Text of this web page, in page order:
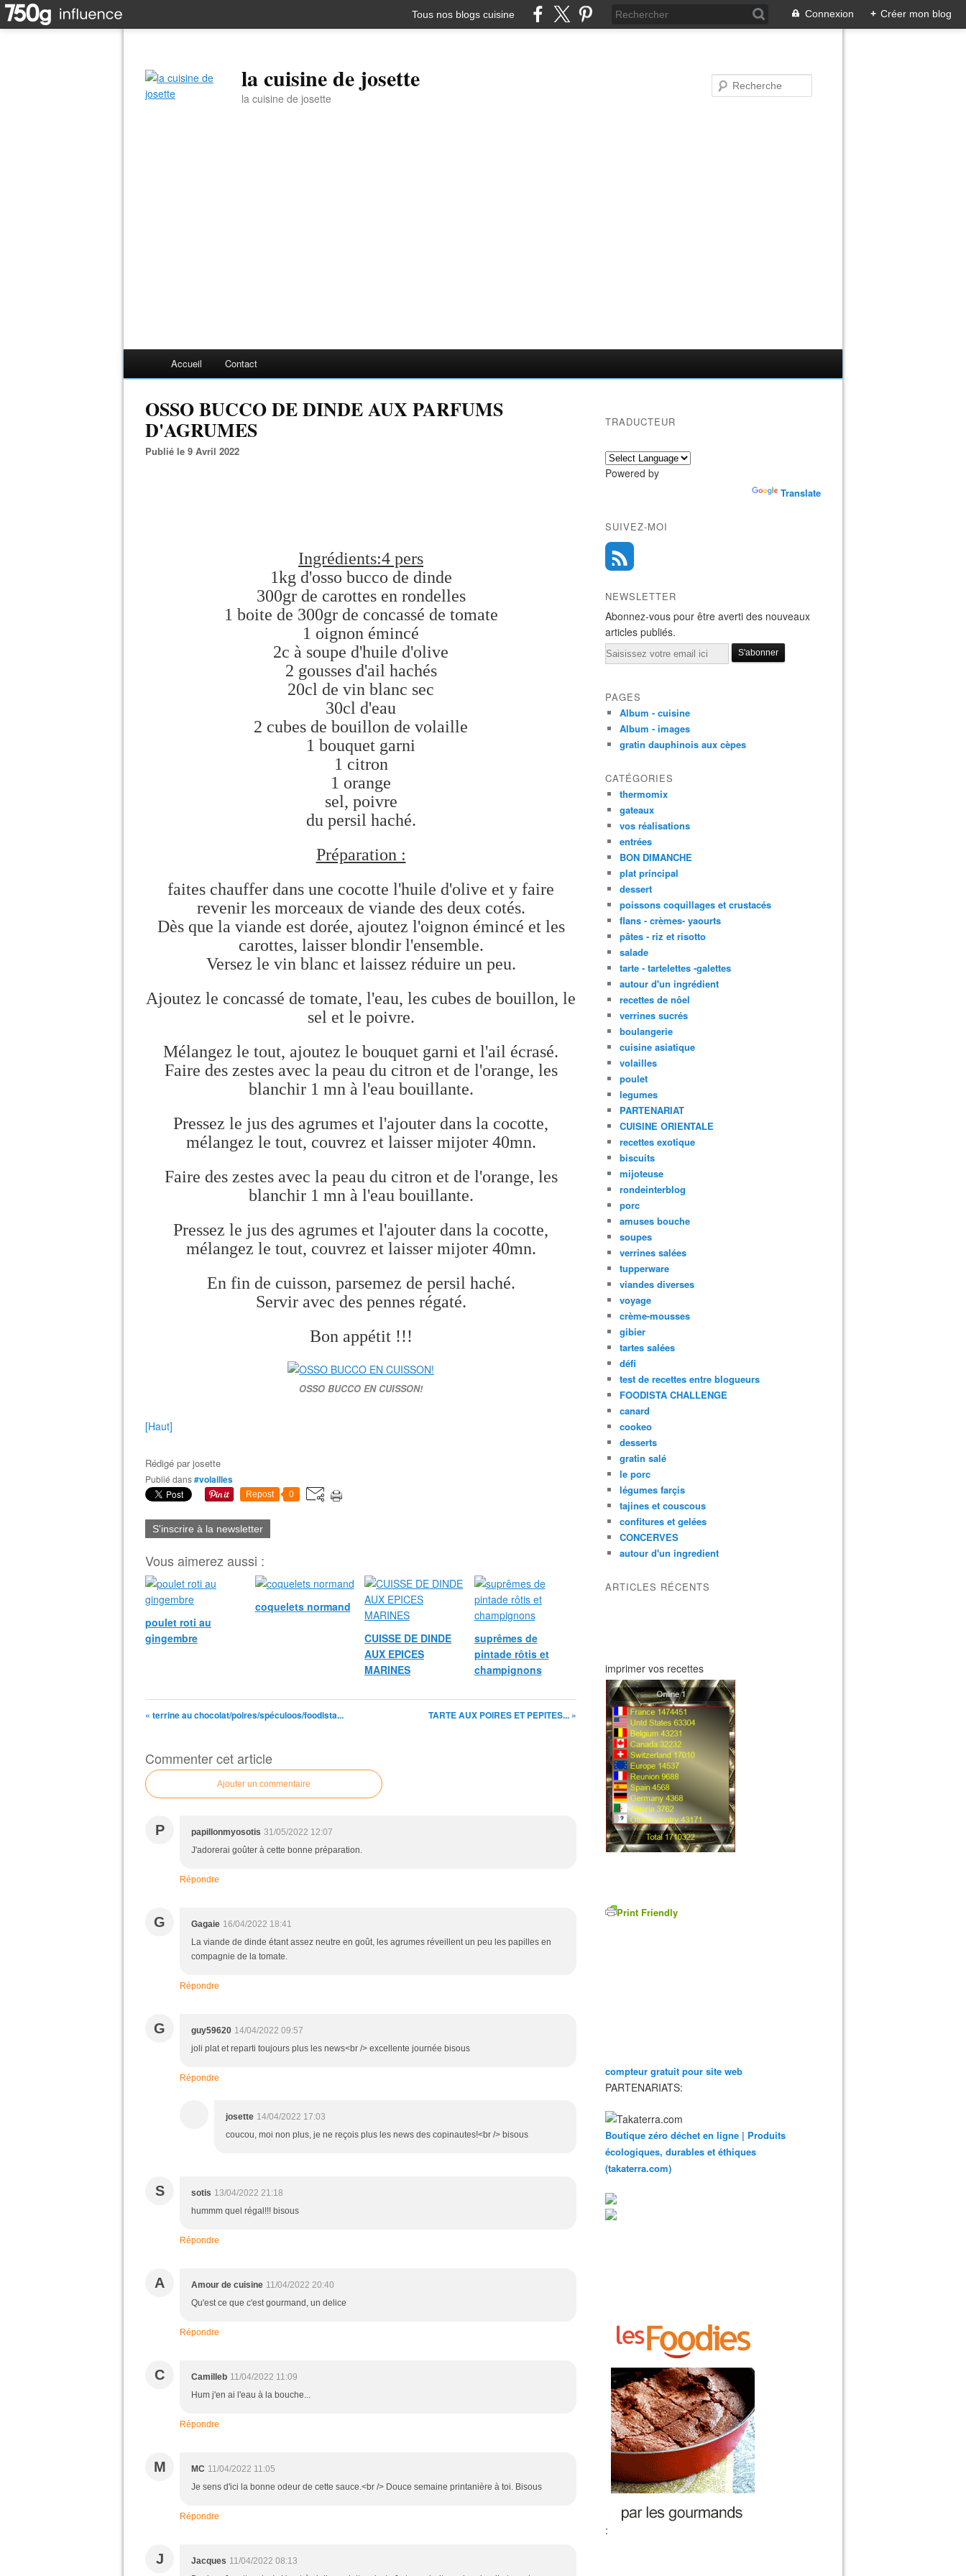
Tous nos blogs cuisine Connexion + Créer mon blog
la cuisine de josette
la cuisine de josette
Accueil Contact
OSSO BUCCO DE DINDE AUX PARFUMS
D'AGRUMES
Publié le 9 Avril 2022
Ingrédients:4 pers
1kg d'osso bucco de dinde
300gr de carottes en rondelles
1 boite de 300gr de concassé de tomate
1 oignon émincé
2c à soupe d'huile d'olive
2 gousses d'ail hachés
20cl de vin blanc sec
30cl d'eau
2 cubes de bouillon de volaille
1 bouquet garni
1 citron
1 orange
sel, poivre
du persil haché.
Préparation :
faites chauffer dans une cocotte l'huile d'olive et y faire
revenir les morceaux de viande des deux cotés.
Dès que la viande est dorée, ajoutez l'oignon émincé et les
carottes, laisser blondir l'ensemble.
Versez le vin blanc et laissez réduire un peu.
Ajoutez le concassé de tomate, l'eau, les cubes de bouillon, le
sel et le poivre.
Mélangez le tout, ajoutez le bouquet garni et l'ail écrasé.
Faire des zestes avec la peau du citron et de l'orange, les
blanchir 1 mn à l'eau bouillante.
Pressez le jus des agrumes et l'ajouter dans la cocotte,
mélangez le tout, couvrez et laisser mijoter 40mn.
Faire des zestes avec la peau du citron et de l'orange, les
blanchir 1 mn à l'eau bouillante.
Pressez le jus des agrumes et l'ajouter dans la cocotte,
mélangez le tout, couvrez et laisser mijoter 40mn.
En fin de cuisson, parsemez de persil haché.
Servir avec des pennes régaté.
Bon appétit !!!
OSSO BUCCO EN CUISSON!
[Haut]
Rédigé parjosette
Publié dans#volailles
Repost 0
S'inscrire à la newsletter
Vous aimerez aussi :
poulet roti au
gingembre
coquelets normand
CUISSE DE DINDE
AUX EPICES
MARINES
suprêmes de
pintade rôtis et
champignons
« terrine au chocolat/poires/spéculoos/foodista... TARTE AUX POIRES ET PEPITES... »
Commenter cet article
Ajouter un commentaire
P papillonmyosotis 31/05/2022 12:07
J'adorerai goûter à cette bonne préparation.
Répondre
G Gagaie 16/04/2022 18:41
La viande de dinde étant assez neutre en goût, les agrumes réveillent un peu les papilles en
compagnie de la tomate.
Répondre
G guy59620 14/04/2022 09:57
joli plat et reparti toujours plus les news<br /> excellente journée bisous
Répondre
josette 14/04/2022 17:03
coucou, moi non plus, je ne reçois plus les news des copinautes!<br /> bisous
S sotis 13/04/2022 21:18
hummm quel régal!!! bisous
Répondre
A Amour de cuisine 11/04/2022 20:40
Qu'est ce que c'est gourmand, un delice
Répondre
C Camilleb 11/04/2022 11:09
Hum j'en ai l'eau à la bouche...
Répondre
M MC 11/04/2022 11:05
Je sens d'ici la bonne odeur de cette sauce.<br /> Douce semaine printanière à toi. Bisous
Répondre
J Jacques 11/04/2022 08:13
TRADUCTEUR
Powered by
Translate
SUIVEZ-MOI
NEWSLETTER
Abonnez-vous pour être averti des nouveaux
articles publiés.
Email
PAGES
Album - cuisine
Album - images
gratin dauphinois aux cèpes
CATÉGORIES
thermomix
gateaux
vos réalisations
entrées
BON DIMANCHE
plat principal
dessert
poissons coquillages et crustacés
flans - crèmes- yaourts
pâtes - riz et risotto
salade
tarte - tartelettes -galettes
autour d'un ingrédient
recettes de nôel
verrines sucrés
boulangerie
cuisine asiatique
volailles
poulet
legumes
PARTENARIAT
CUISINE ORIENTALE
recettes exotique
biscuits
mijoteuse
rondeinterblog
porc
amuses bouche
soupes
verrines salées
tupperware
viandes diverses
voyage
crème-mousses
gibier
tartes salées
défi
test de recettes entre blogueurs
FOODISTA CHALLENGE
canard
cookeo
desserts
gratin salé
le porc
légumes farçis
tajines et couscous
confitures et gelées
CONCERVES
autour d'un ingredient
ARTICLES RÉCENTS
imprimer vos recettes
Print Friendly
compteur gratuit pour site web
PARTENARIATS:
Boutique zéro déchet en ligne | Produits
écologiques, durables et éthiques
(takaterra.com)
: